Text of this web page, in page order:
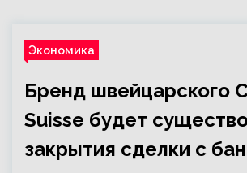
Экономика
Бренд швейцарского
Suisse будет
закрытия сделки с